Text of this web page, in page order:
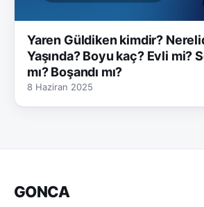
Yaren Güldiken kimdir?
Yaşında? Boyu kaç? Evli mi?
mı? Boşandı mı?
8 Haziran 2025
GONCA